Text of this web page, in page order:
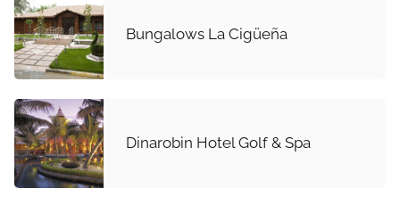
Bungalows La Cigüeña
Dinarobin Hotel Golf & Spa